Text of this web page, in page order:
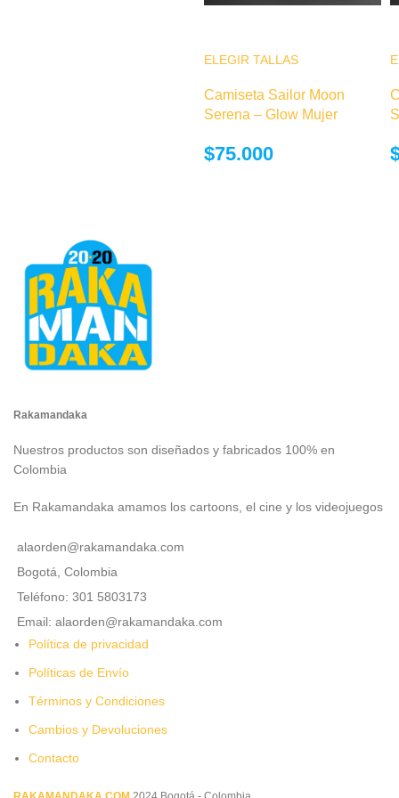
ELEGIR TALLAS
variantes. Las
opciones se
Camiseta Sailor Moon
Serena – Glow Mujer
$75.000
Rakamandaka
Nuestros productos son diseñados y fabricados 100% en
Colombia
En Rakamandaka amamos los cartoons, el cine y los videojuegos
alaorden@rakamandaka.com
Bogotá, Colombia
Teléfono: 301 5803173
Email: alaorden@rakamandaka.com
Política de privacidad
Políticas de Envío
Términos y Condiciones
Cambios y Devoluciones
Contacto